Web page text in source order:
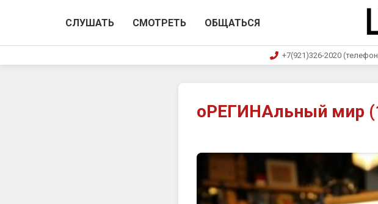
СЛУШАТЬ СМОТРЕТЬ ОБЩАТЬСЯ
+7(921)326-2020
оРЕГИНАльный мир